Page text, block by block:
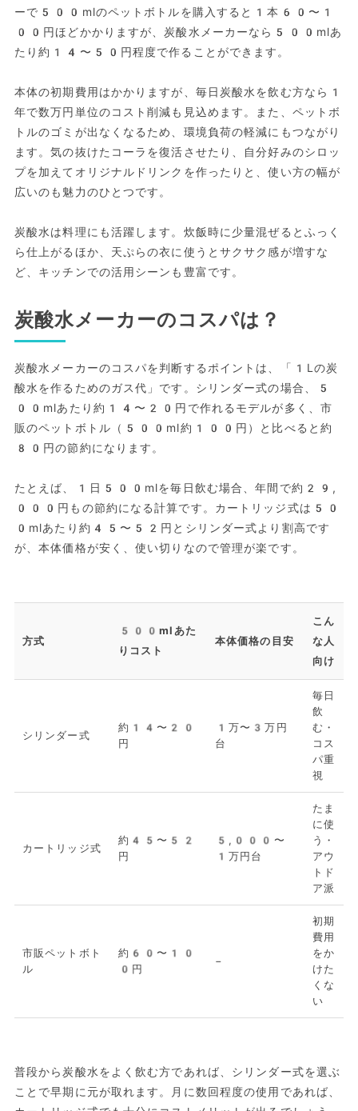
ーで500mlのペットボトルを購入すると1本60〜1
00円ほどかかりますが、炭酸水メーカーなら500mlあ
たり約14〜50円程度で作ることができます。
本体の初期費用はかかりますが、毎日炭酸水を飲む方なら1
年で数万円単位のコスト削減も見込めます。また、ペットボ
トルのゴミが出なくなるため、環境負荷の軽減にもつながり
ます。気の抜けたコーラを復活させたり、自分好みのシロッ
プを加えてオリジナルドリンクを作ったりと、使い方の幅が
広いのも魅力のひとつです。
炭酸水は料理にも活躍します。炊飯時に少量混ぜるとふっく
ら仕上がるほか、天ぷらの衣に使うとサクサク感が増すな
ど、キッチンでの活用シーンも豊富です。
炭酸水メーカーのコスパは？
炭酸水メーカーのコスパを判断するポイントは、「1Lの炭
酸水を作るためのガス代」です。シリンダー式の場合、5
00mlあたり約14〜20円で作れるモデルが多く、市
販のペットボトル（500ml約100円）と比べると約
80円の節約になります。
たとえば、1日500mlを毎日飲む場合、年間で約29,
000円もの節約になる計算です。カートリッジ式は50
0mlあたり約45〜52円とシリンダー式より割高です
が、本体価格が安く、使い切りなので管理が楽です。
方式
500mlあた
りコスト
本体価格の目安
こん
な人
向け
シリンダー式
約14〜20
円
1万〜3万円
台
毎日
飲
む・
コス
パ重
視
カートリッジ式
約45〜52
円
5,000〜
1万円台
たま
に使
う・
アウ
トド
ア派
市販ペットボト
ル
約60〜10
0円
−
初期
費用
をか
けた
くな
い
普段から炭酸水をよく飲む方であれば、シリンダー式を選ぶ
ことで早期に元が取れます。月に数回程度の使用であれば、